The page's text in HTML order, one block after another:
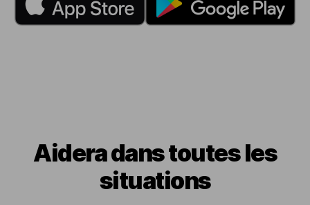
Aidera dans toutes les
situations